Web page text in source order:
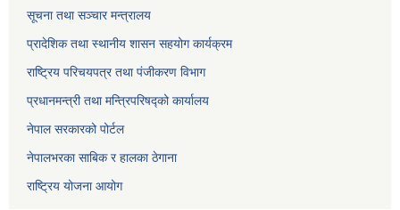
सूचना तथा सञ्चार मन्त्रालय
प्रादेशिक तथा स्थानीय शासन सहयोग कार्यक्रम
राष्ट्रिय परिचयपत्र तथा पंजीकरण विभाग
प्रधानमन्त्री तथा मन्त्रिपरिषद्को कार्यालय
नेपाल सरकारको पोर्टल
नेपालभरका साबिक र हालका ठेगाना
राष्ट्रिय योजना आयोग